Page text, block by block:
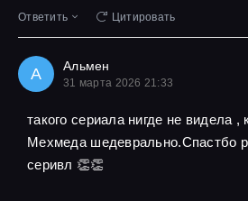
Ответить Цитировать
А Альмен
31 марта 2026 21:33
такого сериала нигде не видела ,
Мехмеда шедеврально.Спастбо
серивл 👏👏